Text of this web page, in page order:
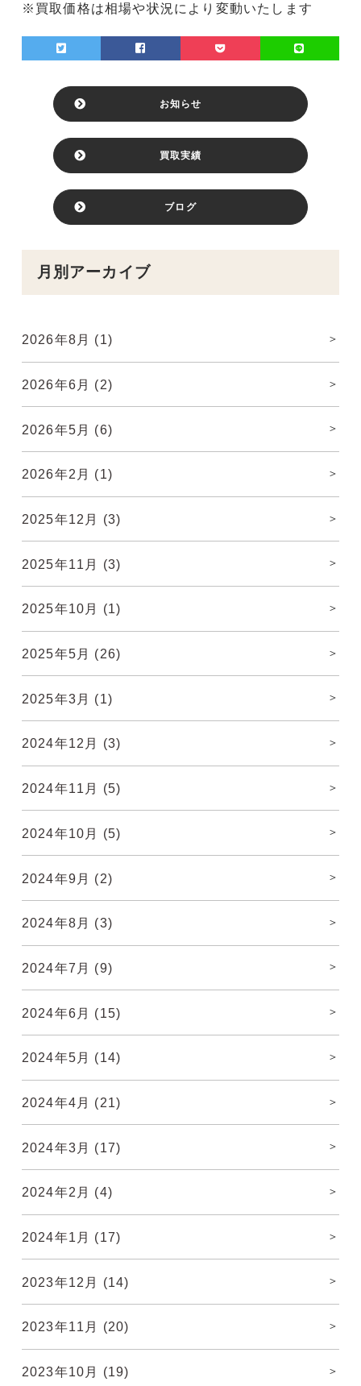
※買取価格は相場や状況により変動いたします
お知らせ
買取実績
ブログ
月別アーカイブ
2026年8月 (1)
2026年6月 (2)
2026年5月 (6)
2026年2月 (1)
2025年12月 (3)
2025年11月 (3)
2025年10月 (1)
2025年5月 (26)
2025年3月 (1)
2024年12月 (3)
2024年11月 (5)
2024年10月 (5)
2024年9月 (2)
2024年8月 (3)
2024年7月 (9)
2024年6月 (15)
2024年5月 (14)
2024年4月 (21)
2024年3月 (17)
2024年2月 (4)
2024年1月 (17)
2023年12月 (14)
2023年11月 (20)
2023年10月 (19)